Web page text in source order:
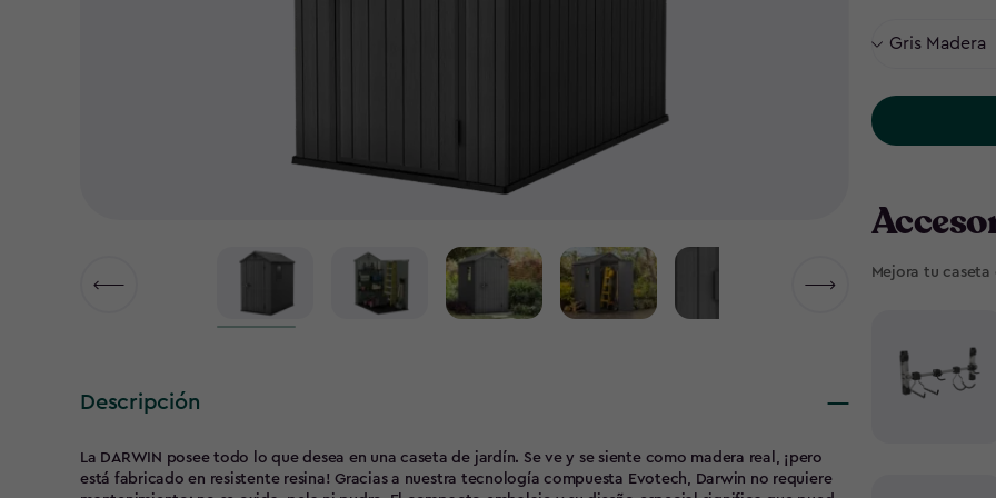
Mejora tu
Descripción
La DARWIN posee todo lo que desea en una caseta de jardín. Se ve y se siente como madera real, ¡pero
está fabricado en resistente resina! Gracias a nuestra tecnología compuesta Evotech, Darwin no requiere